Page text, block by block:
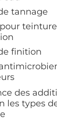
tannage
finition
des
les types